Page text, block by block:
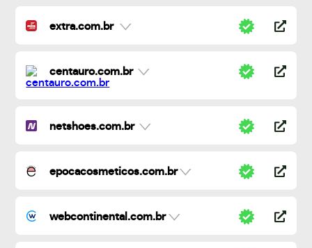
extra.com.br
centauro.com.br
netshoes.com.br
epocacosmeticos.com.br
webcontinental.com.br